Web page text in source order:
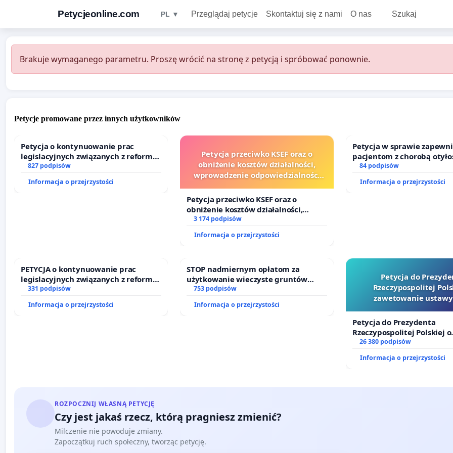
Petycjeonline.com PL ▼ Przeglądaj petycje Skontaktuj się z nami O nas Szukaj
Brakuje wymaganego parametru. Proszę wrócić na stronę z petycją i spróbować ponownie.
Petycje promowane przez innych użytkowników
Petycja o kontynuowanie prac
legislacyjnych związanych z reformą
prawa rodzinnego
827 podpisów
Informacja o przejrzystości
Petycja przeciwko KSEF oraz o
obniżenie kosztów działalności,
wprowadzenie odpowiedzialności
sędziów
Petycja przeciwko KSEF oraz o
obniżenie kosztów działalności,
wprowadzenie odpowiedzialności
finansowej kluczowych urzędników i
sędziów
3 174 podpisów
Informacja o przejrzystości
Petycja w sprawie
pacjentom z chorobą
dostępu do
oraz programów
84 podpisów
Informacja o przejrzystości
PETYCJA o kontynuowanie prac
legislacyjnych związanych z reformą
prawa rodzinnego
331 podpisów
Informacja o przejrzystości
STOP nadmiernym opłatom za
użytkowanie wieczyste gruntów
zajmowanych przez rodzinne ogrody
działkowe.
753 podpisów
Informacja o przejrzystości
Petycja do
Rzeczypospolitej
zawetowanie
Petycja do Prezydenta
Rzeczypospolitej Polskiej o
zawetowanie ustawy „Lex
26 380 podpisów
Informacja o przejrzystości
ROZPOCZNIJ WŁASNĄ PETYCJĘ
Czy jest jakaś rzecz, którą pragniesz zmienić?
Milczenie nie powoduje zmiany.
Zapoczątkuj ruch społeczny, tworząc petycję.